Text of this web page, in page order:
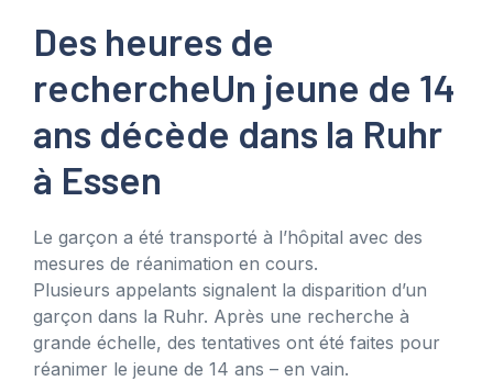
Des heures de
rechercheUn jeune de 14
ans décède dans la Ruhr
à Essen
Le garçon a été transporté à l’hôpital avec des
mesures de réanimation en cours.
Plusieurs appelants signalent la disparition d’un
garçon dans la Ruhr. Après une recherche à
grande échelle, des tentatives ont été faites pour
réanimer le jeune de 14 ans – en vain.